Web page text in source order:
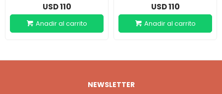
USD110 USD110
NEWSLETTER